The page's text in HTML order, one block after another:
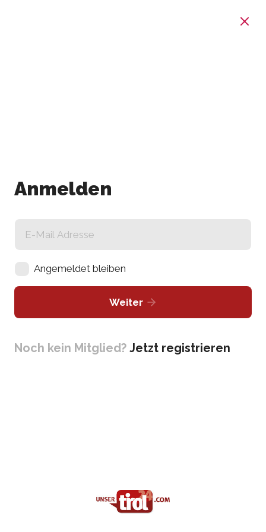
Anmelden
Angemeldet bleiben
Weiter
Noch kein Mitglied? Jetzt registrieren